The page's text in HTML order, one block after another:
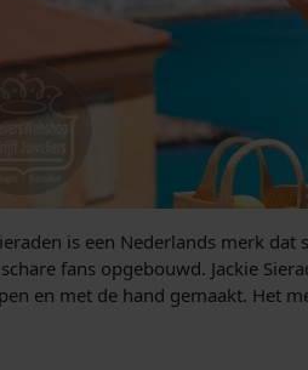
is een Nederlands merk
fans opgebouwd. Jackie
en met de hand gemaakt. Het